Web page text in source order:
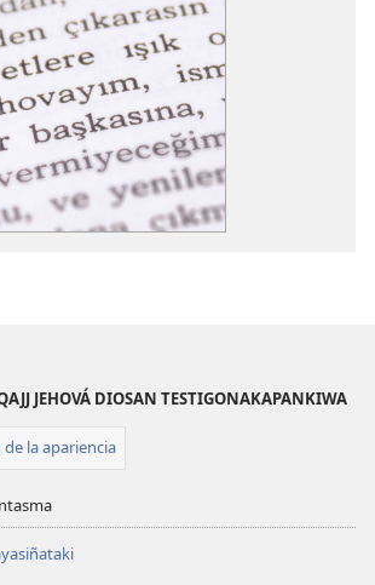
JEHOVÁ DIOSAN TESTIGONAKAPANKIWA
la apariencia